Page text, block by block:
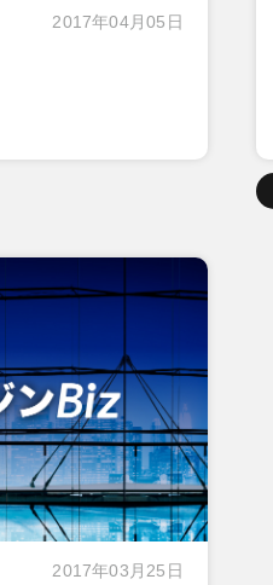
2017年04月05日
2017年03月25日